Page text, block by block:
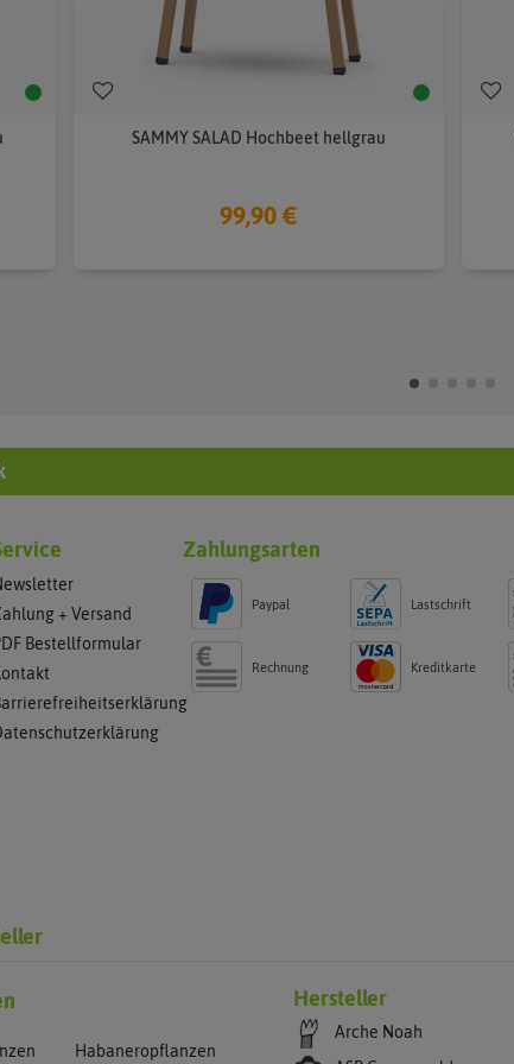
SAMMY SALAD Hochbeet hellgrau
99,90 €
+ Versand
Bestellformular
Zahlungsarten
Paypal Lastschrift
Rechnung Kreditkarte
Habaneropflanzen
Hersteller
Arche Noah